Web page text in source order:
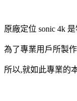
原廠定位 sonic 4k
為了專業用戶所製
所以,就如此專業的